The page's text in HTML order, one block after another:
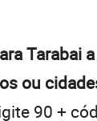
Tarabai
ou
90 +